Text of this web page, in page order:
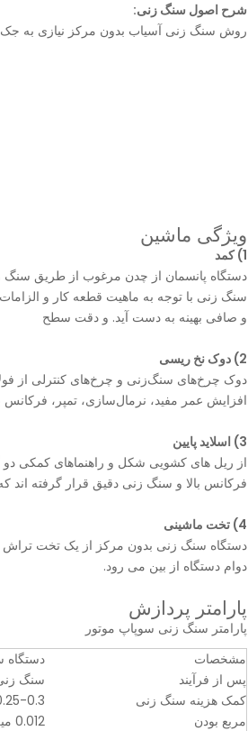
شرح اصول سنگ زنی:
روش سنگ زنی آسیاب بدون مرکز نیازی به جک
ویژگی ماشین
1) کمد
دستگاه پانسمان از چدن مرغوب از طریق
و صافی بهینه به دست آید. و دقت سطح
2) دوک نخ ریسی
دوک چرخ‌های سنگ‌زنی و چرخ‌های کنترلی از
افزایش عمر مفید، نرمال‌سازی، تمپر، فرکانس
3) اسلاید پایین
از ریل های کشویی شکل و راهنماهای کمکی
فرکانس بالا و سنگ زنی دقیق قرار گرفته اند
4) تخت ماشینی
دستگاه سنگ زنی بدون مرکز از یک تخت تراش
دوام دستگاه از بین می رود.
پارامتر پردازش
پارامتر سنگ زنی سوپاپ موتور
مشخصات
دستگاه
پس از فرآیند
سنگ
کمک هزینه سنگ زنی
0.25-0.3 میلی
مربع بودن
0.012 میلی متر